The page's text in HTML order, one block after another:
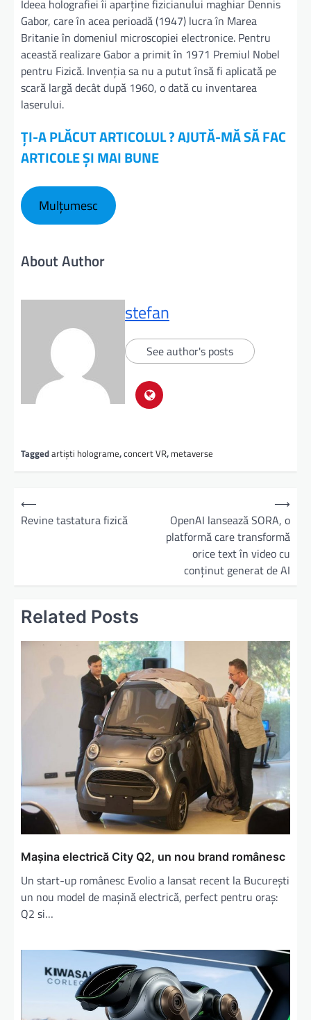
Ideea holografiei îi aparține fizicianului maghiar Dennis
Gabor, care în acea perioadă (1947) lucra în Marea
Britanie în domeniul microscopiei electronice. Pentru
această realizare Gabor a primit în 1971 Premiul Nobel
pentru Fizică. Invenția sa nu a putut însă fi aplicată pe
scară largă decât după 1960, o dată cu inventarea
laserului.
ȚI-A PLĂCUT ARTICOLUL ? AJUTĂ-MĂ SĂ FAC
ARTICOLE ȘI MAI BUNE
Mulțumesc
About Author
stefan
See author's posts
Taggedartiști holograme,concert VR, metaverse
⟵
Revine tastatura fizică
OpenAI lansează SORA, o
platformă care transformă
orice text în video cu
conținut generat de AI
⟶
Related Posts
Mașina electrică City Q2, un nou brand românesc
Un start-up românesc Evolio a lansat recent la București
un nou model de mașină electrică, perfect pentru oraș:
Q2 si…